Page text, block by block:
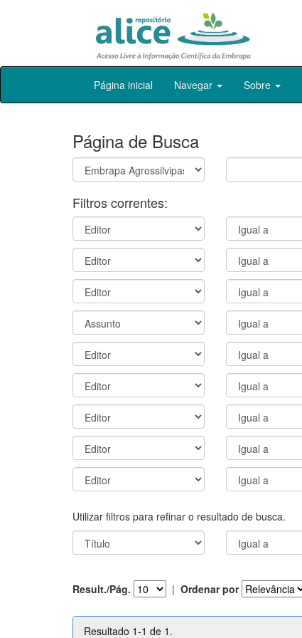
Skip
Página inicial Navegar Sobre
Página de Busca
Filtros correntes:
Utilizar filtros para refinar o resultado de busca.
Result./Pág. | Ordenar por
Resultado 1-1 de 1.